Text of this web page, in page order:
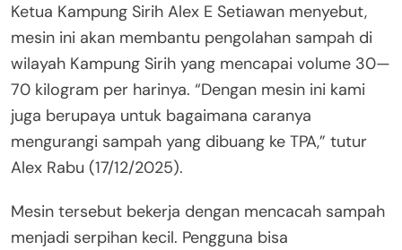
Ketua Kampung Sirih Alex E Setiawan menyebut,
mesin ini akan membantu pengolahan sampah di
wilayah Kampung Sirih yang mencapai volume 30—
70 kilogram per harinya. “Dengan mesin ini kami
juga berupaya untuk bagaimana caranya
mengurangi sampah yang dibuang ke TPA,” tutur
Alex Rabu (17/12/2025).
Mesin tersebut bekerja dengan mencacah sampah
menjadi serpihan kecil. Pengguna bisa